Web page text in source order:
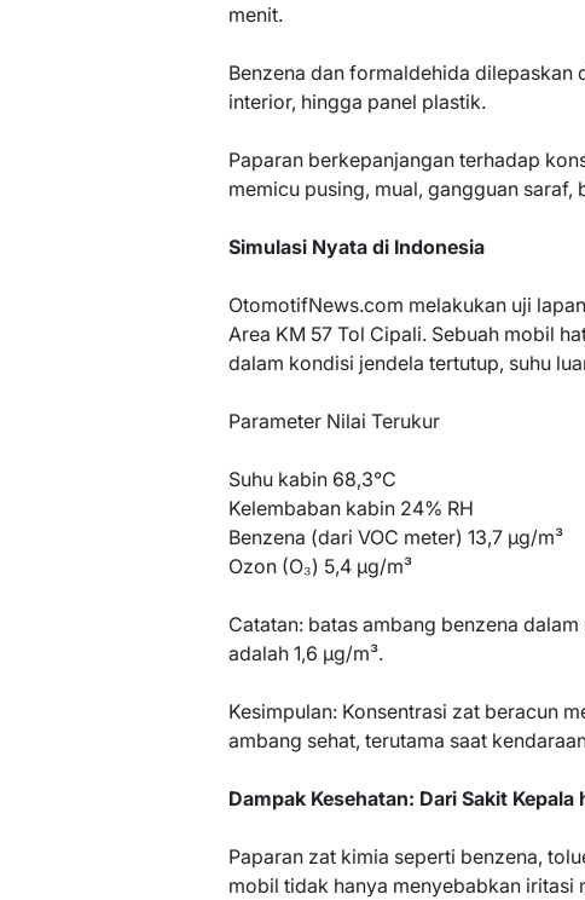
menit.
Benzena dan formaldehida dilepaskan
interior, hingga panel plastik.
Paparan berkepanjangan terhadap
memicu pusing, mual, gangguan
Simulasi Nyata di Indonesia
OtomotifNews.com melakukan uji
Area KM 57 Tol Cipali. Sebuah mobil
dalam kondisi jendela tertutup, suhu
Parameter Nilai Terukur
Suhu kabin 68,3°C
Kelembaban kabin 24% RH
Benzena (dari VOC meter) 13,7 µg/m³
Ozon (O₃) 5,4 µg/m³
Catatan: batas ambang benzena
adalah 1,6 µg/m³.
Kesimpulan: Konsentrasi zat beracun
ambang sehat, terutama saat
Dampak Kesehatan: Dari Sakit Kepala
Paparan zat kimia seperti benzena,
mobil tidak hanya menyebabkan iritasi